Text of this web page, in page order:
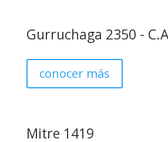
Gurruchaga 2350 -
conocer más
Mitre 1419